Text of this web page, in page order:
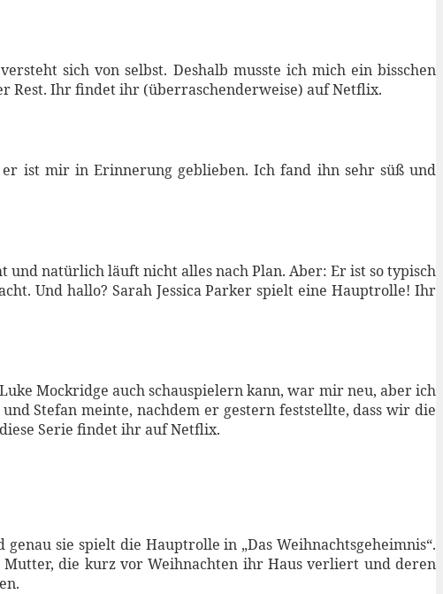
sich von selbst. Deshalb musste ich mich ein bisschen
Rest. Ihr findet ihr (überraschenderweise) auf Netflix.
ist mir in Erinnerung geblieben. Ich fand ihn sehr süß und
natürlich läuft nicht alles nach Plan. Aber: Er ist so typisch
Und hallo? Sarah Jessica Parker spielt eine Hauptrolle! Ihr
Mockridge auch schauspielern kann, war mir neu, aber ich
Stefan meinte, nachdem er gestern feststellte, dass wir die
Serie findet ihr auf Netflix.
sie spielt die Hauptrolle in „Das Weihnachtsgeheimnis“.
die kurz vor Weihnachten ihr Haus verliert und deren